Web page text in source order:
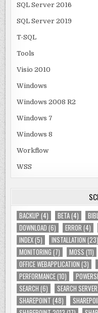
SQL Server 2016
SQL Server 2019
T-SQL
Tools
Visio 2010
Windows
Windows 2008 R2
Windows 7
Windows 8
Workflow
WSS
BACKUP (4) BETA(4)
DOWNLOAD (6) ERROR (4)
INDEX(5) INSTALLATION (23)
MONITORING (7) MOSS (11)
OFFICE WEBAPPLICATION (3)
PERFORMANCE(10)
SEARCH (6) SEARCH
SHAREPOINT (48)